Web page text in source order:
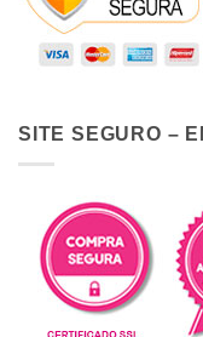
SITE SEGURO –